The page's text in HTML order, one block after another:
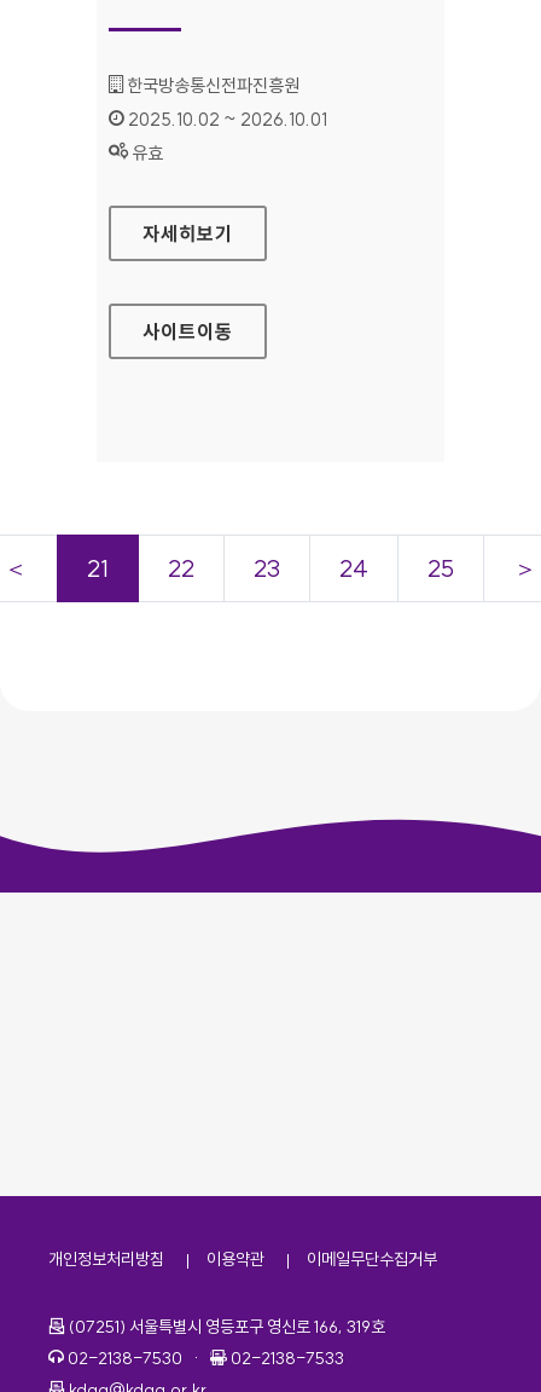
기관명 :
한국방송통신전파진흥원
인증기간 :
2025.10.02 ~ 2026.10.01
상태 :
유효
주파수종합정보시스템(전파누리)
자세히보기
사이트이동
＜ 21 22 23 24 25 ＞
개인정보처리방침 이용약관 이메일무단수집거부
주소
(07251) 서울특별시 영등포구 영신로 166, 319호
전화번호
02-2138-7530 · 팩스번호
02-2138-7533